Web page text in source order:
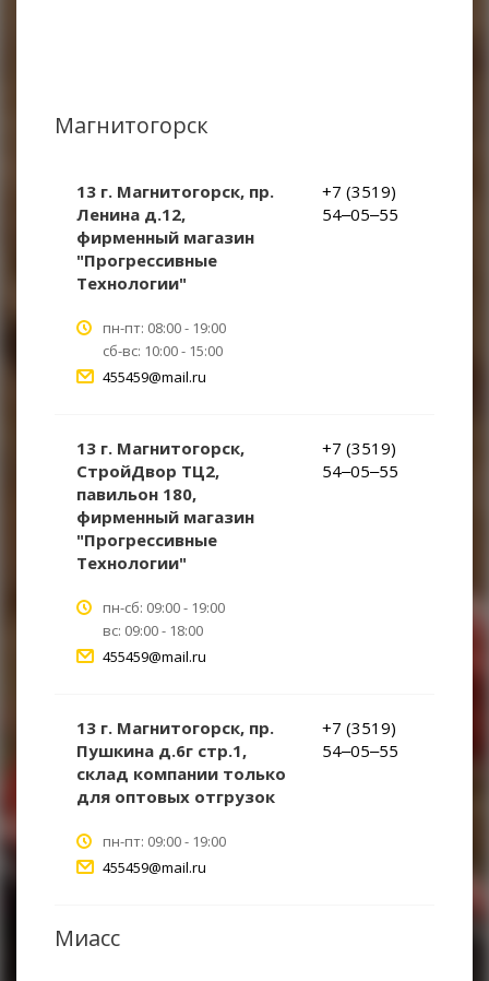
Магнитогорск
13 г. Магнитогорск, пр.
Ленина д.12,
фирменный магазин
"Прогрессивные
Технологии"
пн-пт: 08:00 - 19:00
сб-вс: 10:00 - 15:00
455459@mail.ru
+7 (3519)
54‒05‒55
13 г. Магнитогорск,
СтройДвор ТЦ2,
павильон 180,
фирменный магазин
"Прогрессивные
Технологии"
пн-сб: 09:00 - 19:00
вс: 09:00 - 18:00
455459@mail.ru
+7 (3519)
54‒05‒55
13 г. Магнитогорск, пр.
Пушкина д.6г стр.1,
склад компании только
для оптовых отгрузок
пн-пт: 09:00 - 19:00
455459@mail.ru
+7 (3519)
54‒05‒55
Миасс